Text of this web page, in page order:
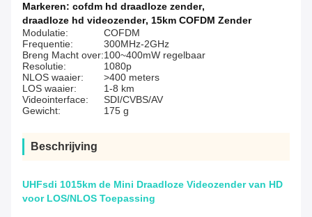
Markeren: cofdm hd draadloze zender,
draadloze hd videozender, 15km COFDM Zender
Modulatie:
COFDM
Frequentie:
300MHz-2GHz
Breng Macht over:100~400mW regelbaar
Resolutie:
1080p
NLOS waaier:
>400 meters
LOS waaier:
1-8 km
Videointerface:
SDI/CVBS/AV
Gewicht:
175 g
Beschrijving
UHFsdi 1015km de Mini Draadloze Videozender van HD
voor LOS/NLOS Toepassing